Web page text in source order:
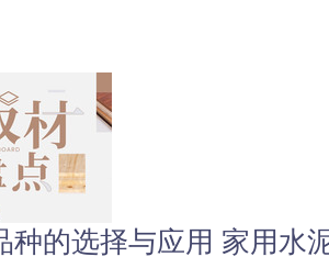
种的选择与应用 家用水